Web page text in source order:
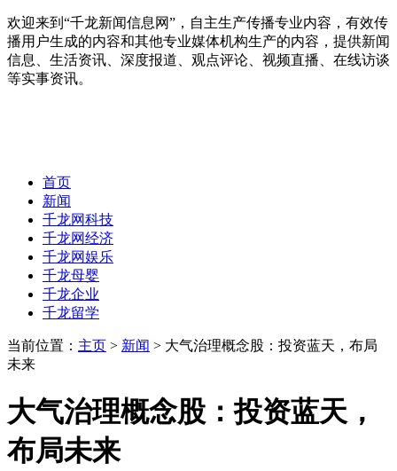
欢迎来到“千龙新闻信息网”，自主生产传播专业内容，有效传
播用户生成的内容和其他专业媒体机构生产的内容，提供新闻
信息、生活资讯、深度报道、观点评论、视频直播、在线访谈
等实事资讯。
首页
新闻
千龙网科技
千龙网经济
千龙网娱乐
千龙母婴
千龙企业
千龙留学
当前位置： 主页 > 新闻 > 大气治理概念股：投资蓝天，布局
未来
大气治理概念股：投资蓝天，
布局未来